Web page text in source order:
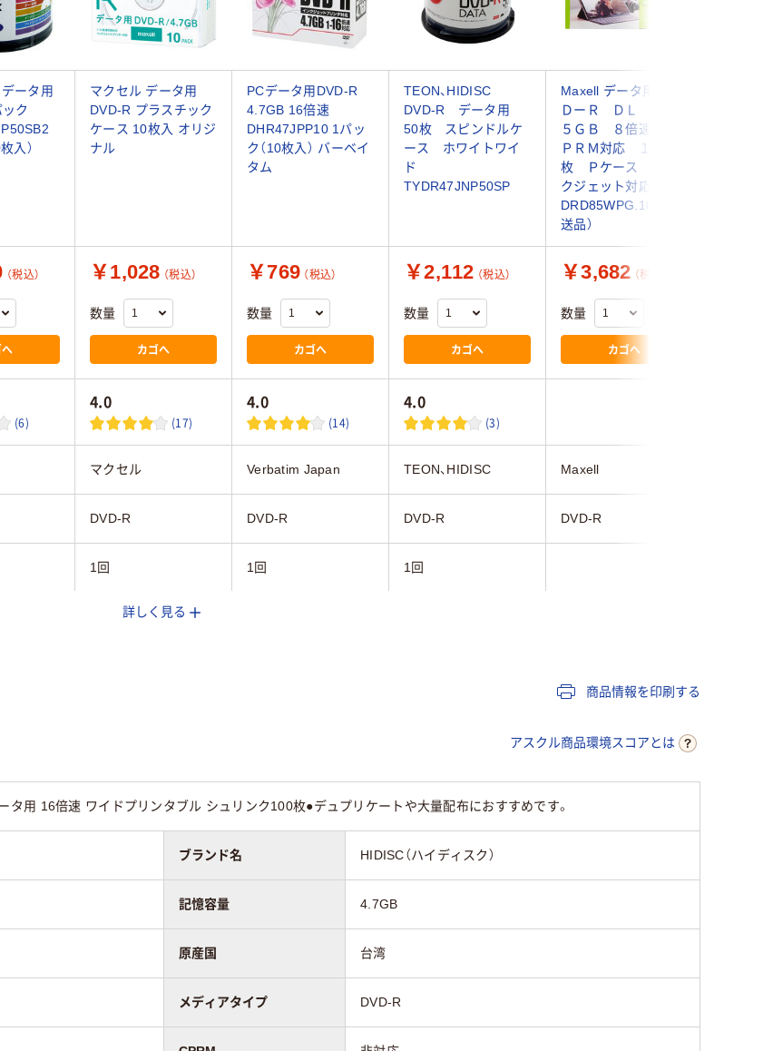
ータ用
ク
入）
マクセル データ用
DVD-R プラスチック
ケース 10枚入 オリジ
ナル
PCデータ用DVD-R
4.7GB 16倍速
DHR47JPP10 1パッ
ク（10枚入） バーベイ
タム
TEON、HIDISC
DVD-R データ用
50枚 スピンドルケ
ース ホワイトワイ
ド
TYDR47JNP50SP
Maxell データ用ＤＶ
ＤーＲ ＤＬ ８．
５ＧＢ ８倍速 Ｃ
ＰＲＭ対応 １０
枚 Ｐケース イン
クジェット対応
DRD85WPG.10S（直
送品）
（税込） ￥1,028 （税込）
数量
カゴへ
￥769 （税込）
数量
カゴへ
￥2,112 （税込）
数量
カゴへ
￥3,682 （税込）
数量
カゴへ
(6)
4.0
(17)
4.0
(14)
4.0
(3)
マクセル Verbatim Japan TEON、HIDISC Maxell
DVD-R DVD-R DVD-R DVD-R
1回 1回 1回
詳しく見る
商品情報を印刷する
アスクル商品環境スコアとは
用 16倍速 ワイドプリンタブル シュリンク100枚●デュプリケートや大量配布におすすめです。
ブランド名 HIDISC（ハイディスク）
記憶容量 4.7GB
原産国 台湾
メディアタイプ DVD-R